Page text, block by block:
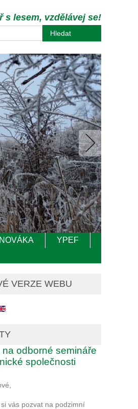
s lesem, vzdělávej se!
Hledat
YPEF
VERZE WEBU
odborné semináře
společnosti
vás pozvat na podzimní